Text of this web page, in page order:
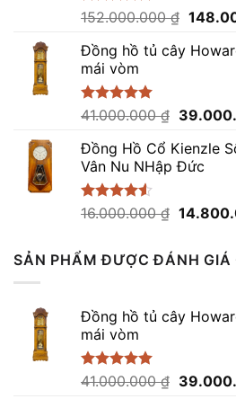
Được xếp
5 sao
152.000.000₫ Giá
là:
Đồng hồ tủ cây
mái vòm
Được xếp
5 sao
41.000.000₫ Giá
là:
Đồng Hồ Cổ Kienzle
Vân Nu NHập Đức
Được xếp
16.000.000₫ Giá
là:
SẢN PHẨM ĐƯỢC ĐÁNH GIÁ
Đồng hồ tủ cây
mái vòm
Được xếp
41.000.000₫ Giá